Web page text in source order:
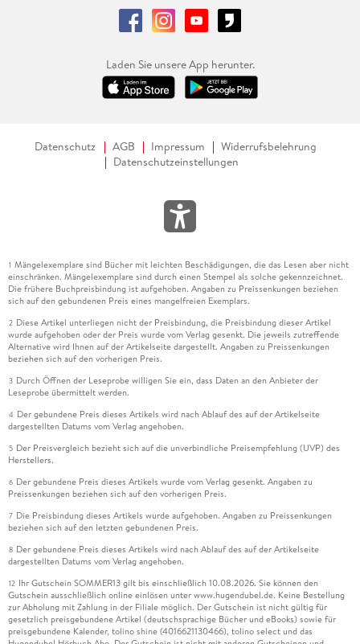
Laden Sie unsere App herunter.
Datenschutz AGB Impressum
Widerrufsbelehrung
Datenschutzeinstellungen
1 Mängelexemplare sind Bücher mit leichten Beschädigungen, die das Lesen aber nicht
einschränken. Mängelexemplare sind durch einen Stempel als solche gekennzeichnet.
Die frühere Buchpreisbindung ist aufgehoben. Angaben zu Preissenkungen beziehen
sich auf den gebundenen Preis eines mangelfreien Exemplars.
2 Diese Artikel unterliegen nicht der Preisbindung, die Preisbindung dieser Artikel
wurde aufgehoben oder der Preis wurde vom Verlag gesenkt. Die jeweils zutreffende
Alternative wird Ihnen auf der Artikelseite dargestellt. Angaben zu Preissenkungen
beziehen sich auf den vorherigen Preis.
3 Durch Öffnen der Leseprobe willigen Sie ein, dass Daten an den Anbieter der
Leseprobe übermittelt werden.
4 Der gebundene Preis dieses Artikels wird nach Ablauf des auf der Artikelseite
dargestellten Datums vom Verlag angehoben.
5 Der Preisvergleich bezieht sich auf die unverbindliche Preisempfehlung (UVP) des
Herstellers.
6 Der gebundene Preis dieses Artikels wurde vom Verlag gesenkt. Angaben zu
Preissenkungen beziehen sich auf den vorherigen Preis.
7 Die Preisbindung dieses Artikels wurde aufgehoben. Angaben zu Preissenkungen
beziehen sich auf den letzten gebundenen Preis.
8 Der gebundene Preis dieses Artikels wird nach Ablauf des auf der Artikelseite
dargestellten Datums vom Verlag angehoben.
12 Ihr Gutschein SOMMER13 gilt bis einschließlich 10.08.2026. Sie können den
Gutschein ausschließlich online einlösen unter www.hugendubel.de. Keine Bestellung
zur Abholung mit Zahlung in der Filiale möglich. Der Gutschein ist nicht gültig für
gesetzlich preisgebundene Artikel (deutschsprachige Bücher und eBooks) sowie für
preisgebundene Kalender, tolino shine (4016621130466), tolino select und das